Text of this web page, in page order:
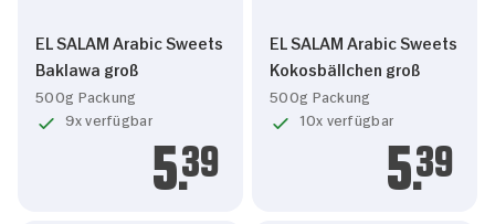
EL SALAM Arabic Sweets
Baklawa groß
500g Packung
9x verfügbar
5.39
EL SALAM Arabic Sweets
Kokosbällchen groß
500g Packung
10x verfügbar
5.39